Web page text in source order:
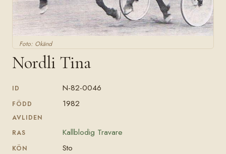
Foto: Okänd
Nordli Tina
ID N-82-0046
FÖDD 1982
AVLIDEN
RAS
Kallblodig Travare
KÖN Sto